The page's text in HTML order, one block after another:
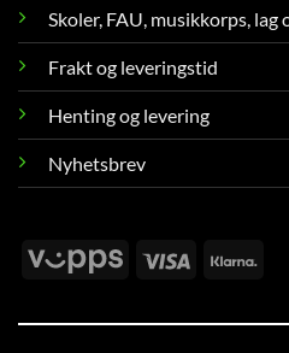
Skoler, FAU, musikkorps, lag
Frakt og leveringstid
Henting og levering
Nyhetsbrev
Vipps Visa